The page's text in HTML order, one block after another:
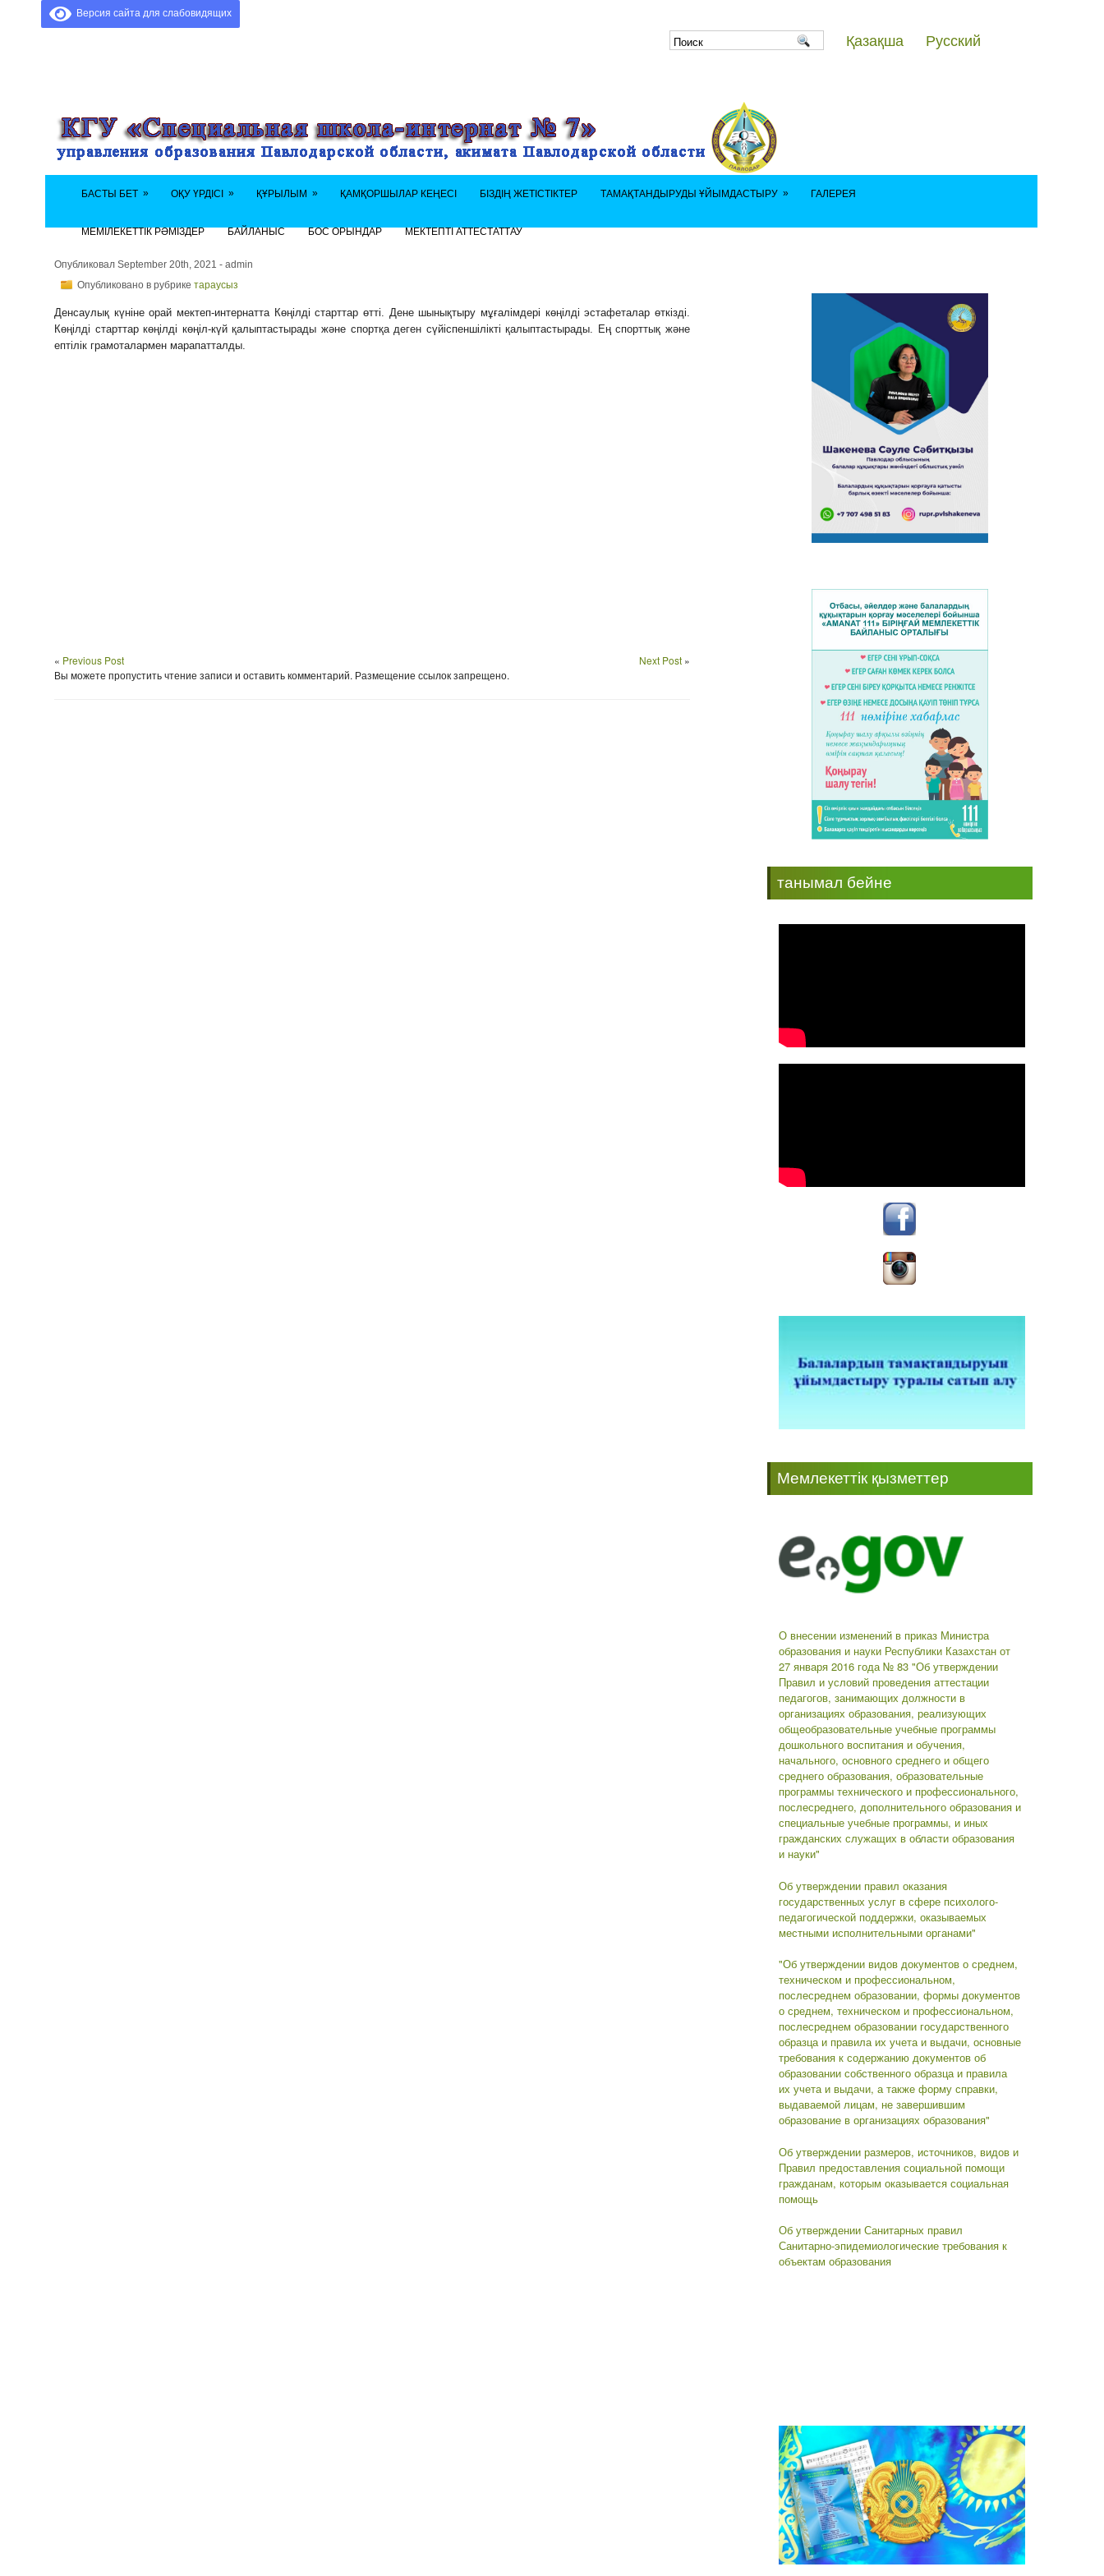
Версия сайта для слабовидящих
Қазақша Русский
БАСТЫ БЕТ » ОҚУ ҮРДІСІ » ҚҰРЫЛЫМ » ҚАМҚОРШЫЛАР КЕҢЕСІ БІЗДІҢ ЖЕТІСТІКТЕР ТАМАҚТАНДЫРУДЫ ҰЙЫМДАСТЫРУ » ГАЛЕРЕЯ
МЕМІЛЕКЕТТІК РӘМІЗДЕР БАЙЛАНЫС БОС ОРЫНДАР МЕКТЕПТІ АТТЕСТАТТАУ
Опубликовал September 20th, 2021 - admin
Опубликовано в рубрике тараусыз
Денсаулық күніне орай мектеп-интернатта Көңілді старттар өтті. Дене шынықтыру мұғалімдері көңілді эстафеталар өткізді.
Көңілді старттар көңілді көңіл-күй қалыптастырады және спортқа деген сүйіспеншілікті қалыптастырады. Ең спорттық және
ептілік грамоталармен марапатталды.
« Previous Post Next Post »
Вы можете пропустить чтение записи и оставить комментарий. Размещение ссылок запрещено.
танымал бейне
Мемлекеттік қызметтер
О внесении изменений в приказ Министра
образования и науки Республики Казахстан от
27 января 2016 года № 83 "Об утверждении
Правил и условий проведения аттестации
педагогов, занимающих должности в
организациях образования, реализующих
общеобразовательные учебные программы
дошкольного воспитания и обучения,
начального, основного среднего и общего
среднего образования, образовательные
программы технического и профессионального,
послесреднего, дополнительного образования и
специальные учебные программы, и иных
гражданских служащих в области образования
и науки"
Об утверждении правил оказания
государственных услуг в сфере психолого-
педагогической поддержки, оказываемых
местными исполнительными органами"
"Об утверждении видов документов о среднем,
техническом и профессиональном,
послесреднем образовании, формы документов
о среднем, техническом и профессиональном,
послесреднем образовании государственного
образца и правила их учета и выдачи, основные
требования к содержанию документов об
образовании собственного образца и правила
их учета и выдачи, а также форму справки,
выдаваемой лицам, не завершившим
образование в организациях образования"
Об утверждении размеров, источников, видов и
Правил предоставления социальной помощи
гражданам, которым оказывается социальная
помощь
Об утверждении Санитарных правил
Санитарно-эпидемиологические требования к
объектам образования